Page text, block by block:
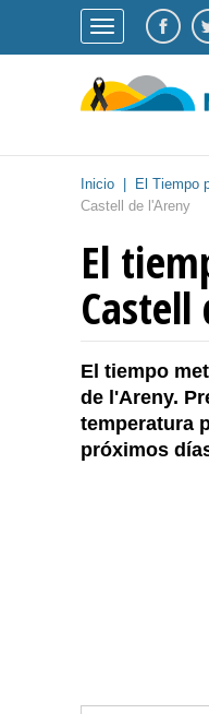
Inicio El Tiempo
Castell de l'Areny
El
El tiempo
de l'Areny.
temperatura
próximos